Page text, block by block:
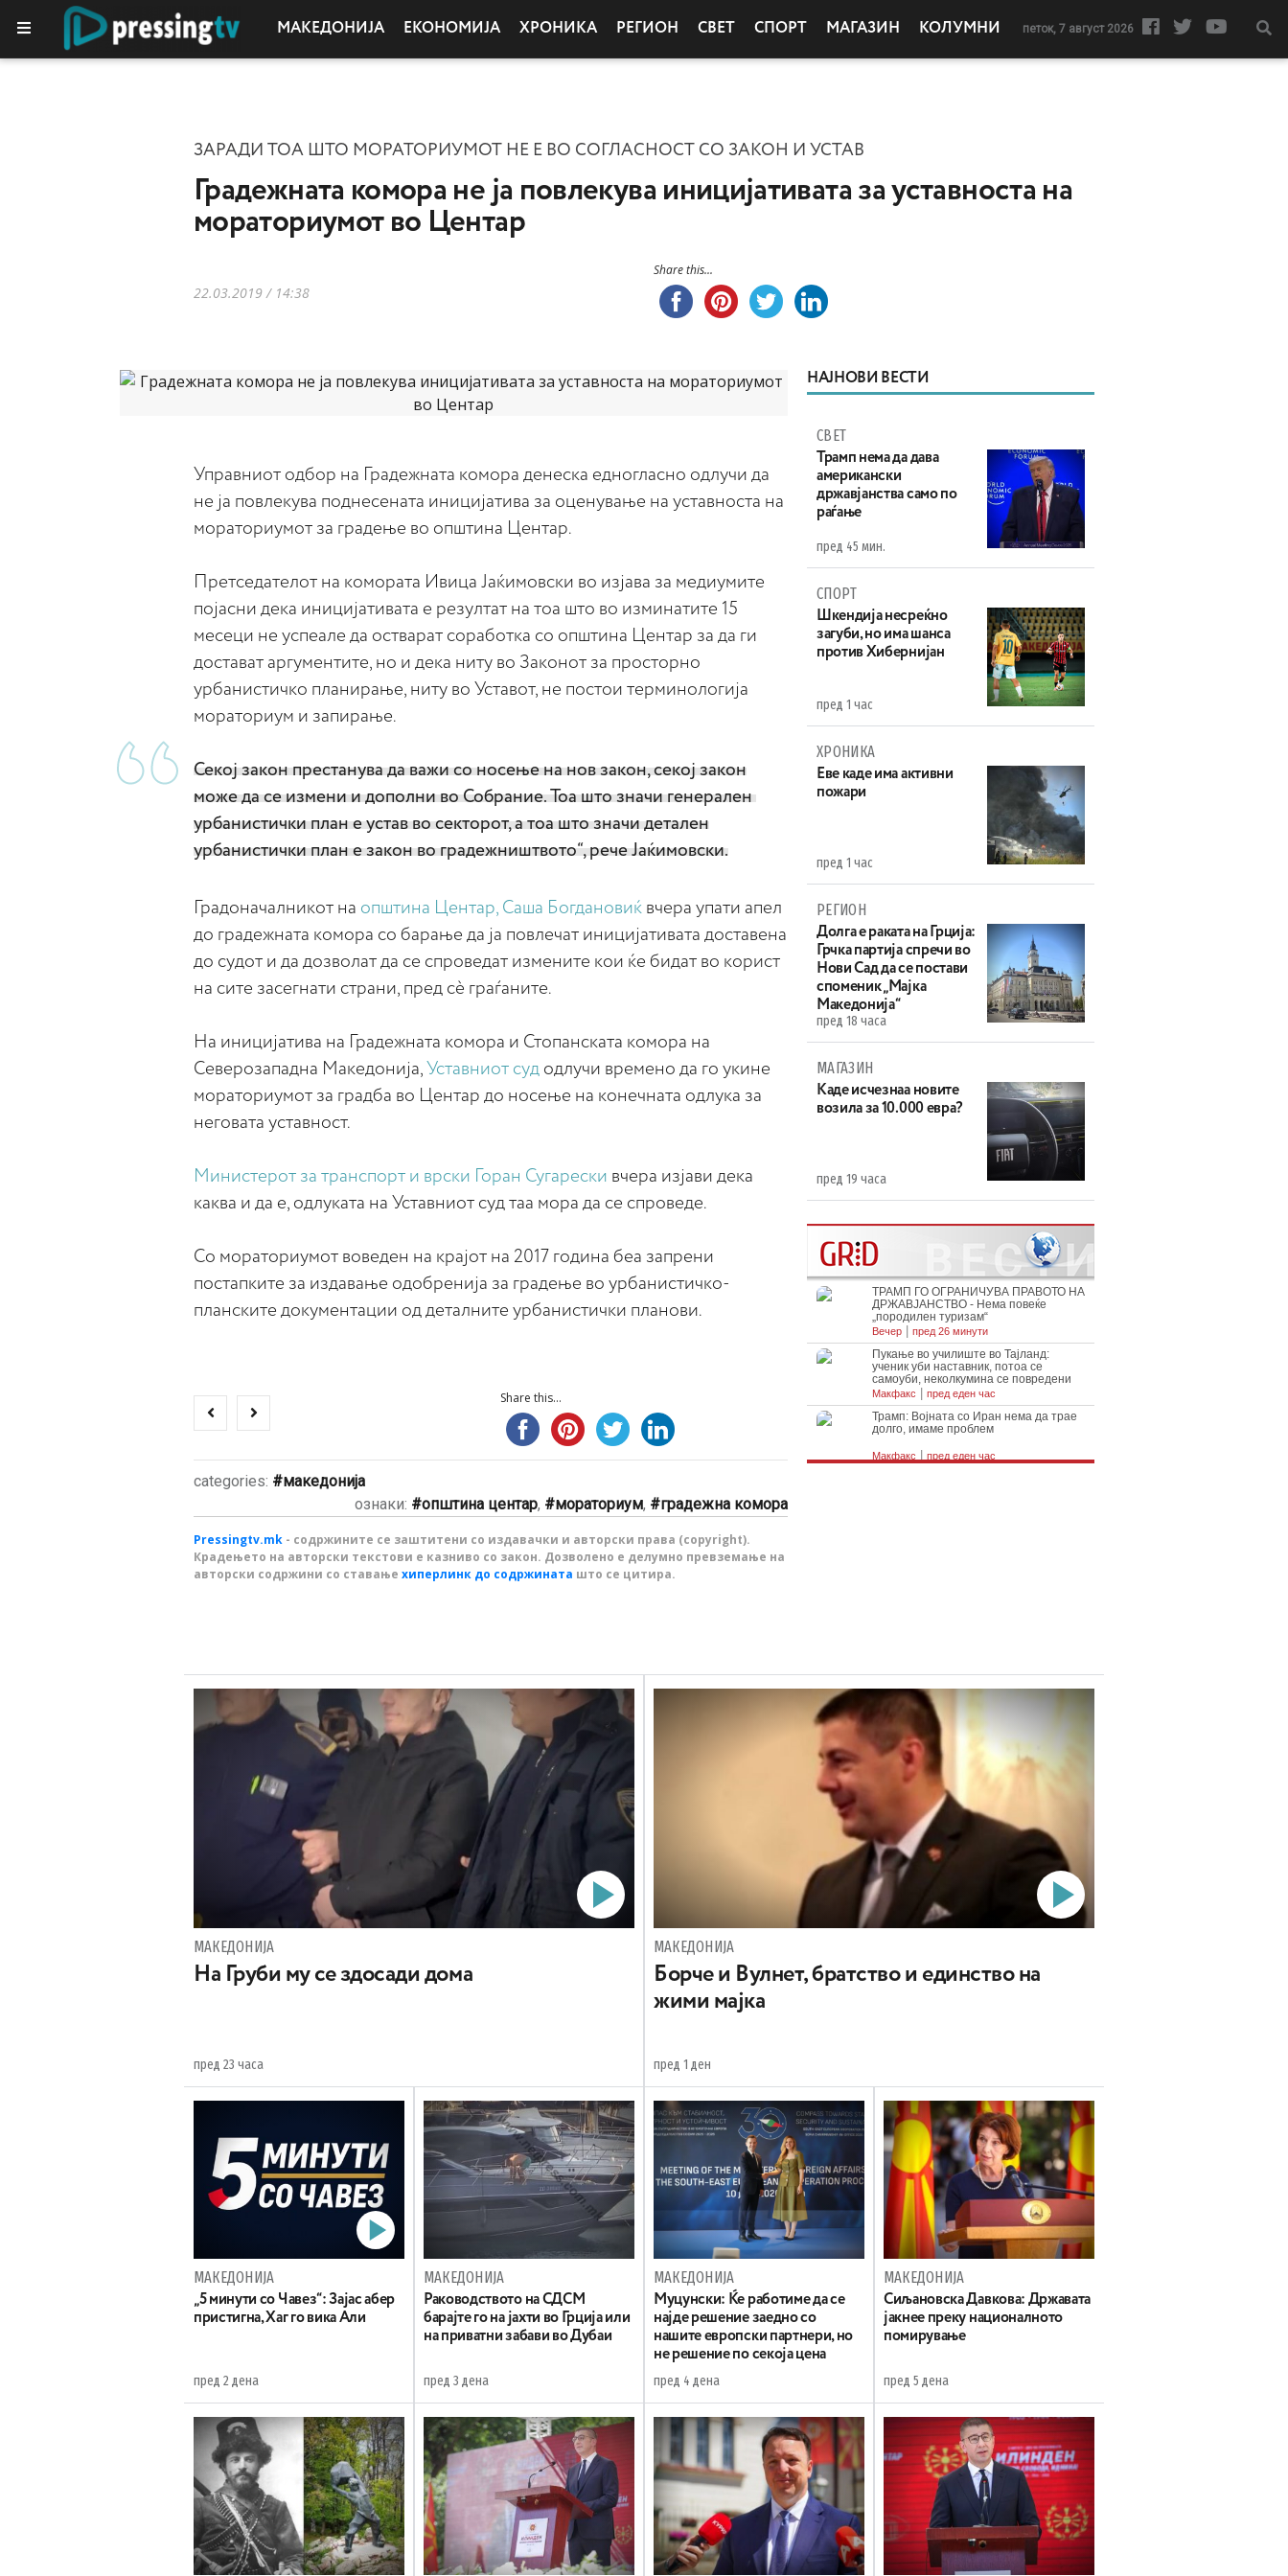
МАКЕДОНИЈА ЕКОНОМИЈА ХРОНИКА РЕГИОН СВЕТ СПОРТ МАГАЗИН КОЛУМНИ петок, 7 август 2026
ЗАРАДИ ТОА ШТО МОРАТОРИУМОТ НЕ Е ВО СОГЛАСНОСТ СО ЗАКОН И УСТАВ
Градежната комора не ја повлекува иницијативата за уставноста на
мораториумот во Центар
22.03.2019 / 14:38
Share this...
Управниот одбор на Градежната комора денеска едногласно одлучи да
не ја повлекува поднесената иницијатива за оценување на уставноста на
мораториумот за градење во општина Центар.
Претседателот на комората Ивица Јаќимовски во изјава за медиумите
појасни дека иницијативата е резултат на тоа што во изминатите 15
месеци не успеале да остварат соработка со општина Центар за да ги
достават аргументите, но и дека ниту во Законот за просторно
урбанистичко планирање, ниту во Уставот, не постои терминологија
мораториум и запирање.
Секој закон престанува да важи со носење на нов закон, секој закон
може да се измени и дополни во Собрание. Тоа што значи генерален
урбанистички план е устав во секторот, а тоа што значи детален
урбанистички план е закон во градежништвото“, рече Јаќимовски.
Градоначалникот на општина Центар, Саша Богдановиќ вчера упати апел
до градежната комора со барање да ја повлечат иницијативата доставена
до судот и да дозволат да се спроведат измените кои ќе бидат во корист
на сите засегнати страни, пред сè граѓаните.
На иницијатива на Градежната комора и Стопанската комора на
Северозападна Македонија, Уставниот суд одлучи времено да го укине
мораториумот за градба во Центар до носење на конечната одлука за
неговата уставност.
Министерот за транспорт и врски Горан Сугарески вчера изјави дека
каква и да е, одлуката на Уставниот суд таа мора да се спроведе.
Со мораториумот воведен на крајот на 2017 година беа запрени
постапките за издавање одобренија за градење во урбанистичко-
планските документации од деталните урбанистички планови.
Share this...
categories:
македонија
ознаки:
општина центар, мораториум, градежна комора
Pressingtv.mk - содржините се заштитени со издавачки и авторски права (copyright).
Крадењето на авторски текстови е казниво со закон. Дозволено е делумно превземање на
авторски содржини со ставање хиперлинк до содржината што се цитира.
НАЈНОВИ ВЕСТИ
СВЕТ
Трамп нема да дава
американски
државјанства само по
раѓање
пред 45 мин.
СПОРТ
Шкендија несреќно
загуби, но има шанса
против Хибернијан
пред 1 час
ХРОНИКА
Eве каде има активни
пожари
пред 1 час
РЕГИОН
Долга е раката на Грција:
Грчка партија спречи во
Нови Сад да се постави
споменик „Мајка
Македонија“
пред 18 часа
МАГАЗИН
Каде исчезнаа новите
возила за 10.000 евра?
пред 19 часа
МАКЕДОНИЈА
На Груби му се здосади дома
пред 23 часа
МАКЕДОНИЈА
Борче и Вулнет, братство и единство на
жими мајка
пред 1 ден
МАКЕДОНИЈА
„5 минути со Чавез“: Зајас абер
пристигна, Хаг го вика Али
пред 2 дена
МАКЕДОНИЈА
Раководството на СДСМ
барајте го на јахти во Грција или
на приватни забави во Дубаи
пред 3 дена
МАКЕДОНИЈА
Муцунски: Ќе работиме да се
најде решение заедно со
нашите европски партнери, но
не решение по секоја цена
пред 4 дена
МАКЕДОНИЈА
Сиљановска Давкова: Државата
јакнее преку националното
помирување
пред 5 дена